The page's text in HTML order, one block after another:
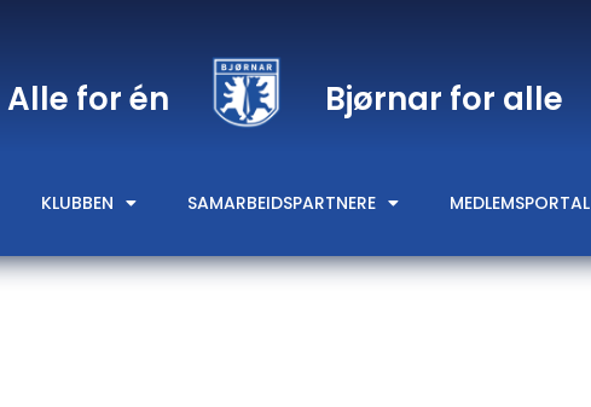
Alle for én Bjørnar for alle
KLUBBEN SAMARBEIDSPARTNERE MEDLEMSPORTAL